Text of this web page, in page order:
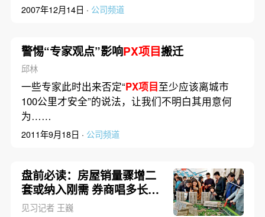
2007年12月14日 · 公司频道
警惕“专家观点”影响PX项目搬迁
邱林
一些专家此时出来否定“PX项目至少应该离城市
100公里才安全”的说法，让我们不明白其用意何
为……
2011年9月18日 · 公司频道
盘前必读：房屋销量骤增二
套或纳入刚需 券商唱多长江
经济带
见习记者 王巍